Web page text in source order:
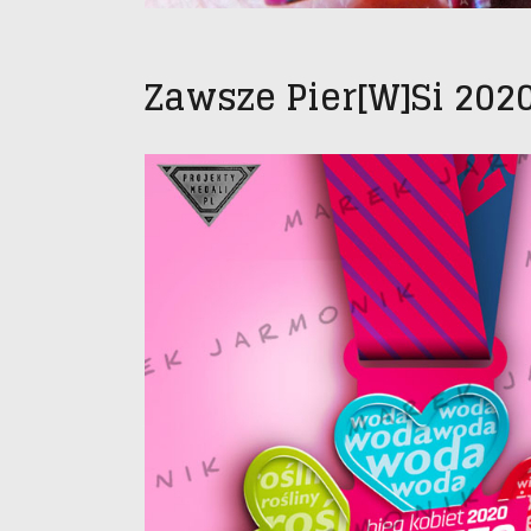
Zawsze Pier[w]si